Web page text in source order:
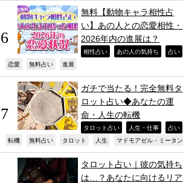
無料【動物キャラ相性占
い】あの人との恋愛相性・
2026年内の進展は？
相性占い あの人の気持ち 占い
恋愛 無料占い 進展
ガチで当たる！完全無料タ
ロット占い◆あなたの運
命・人生の転機
タロット占い 人生・仕事 占い
転機 無料占い タロット 人生 マドモアゼル・ミータン
タロット占い｜彼の気持ち
は…？あなたに向けるリア